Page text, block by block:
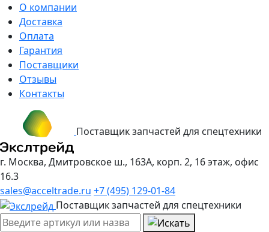
О компании
Доставка
Оплата
Гарантия
Поставщики
Отзывы
Контакты
Поставщик запчастей для спецтехники
г. Москва, Дмитровское ш., 163А, корп. 2, 16 этаж, офис
16.3
sales@acceltrade.ru +7 (495) 129-01-84
Поставщик запчастей для спецтехники